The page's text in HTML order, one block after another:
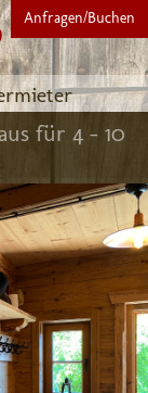
Anfragen/Buchen
für 4 - 10